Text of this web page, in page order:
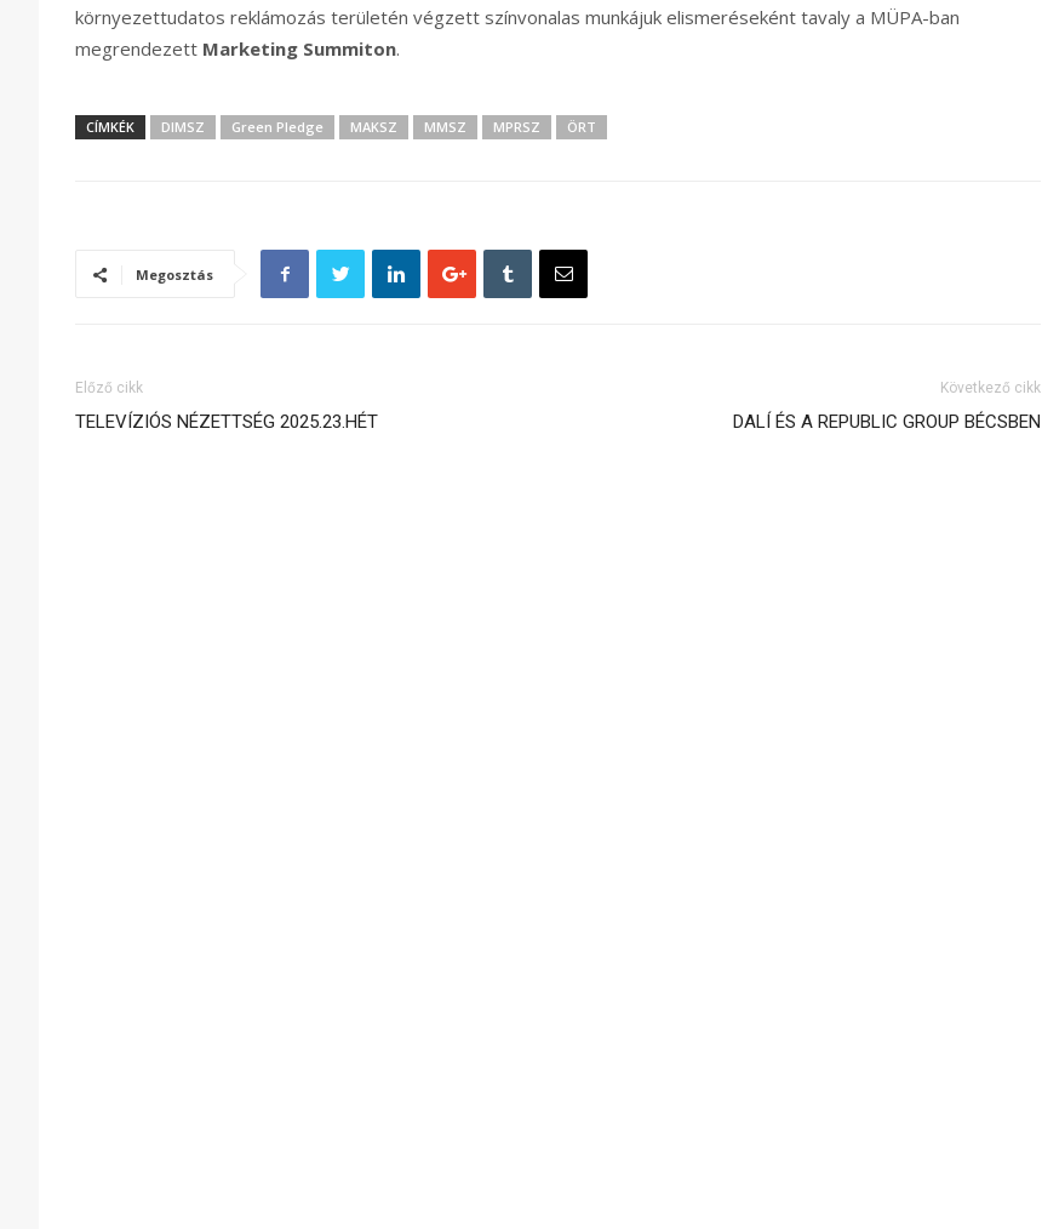
környezettudatos reklámozás területén végzett színvonalas munkájuk elismeréseként tavaly a MÜPA-ban
megrendezett Marketing Summiton.
CÍMKÉK DIMSZ Green Pledge MAKSZ MMSZ MPRSZ ÖRT
Megosztás
Előző cikk
TELEVÍZIÓS NÉZETTSÉG 2025.23.HÉT
Következő cikk
DALÍ ÉS A REPUBLIC GROUP BÉCSBEN